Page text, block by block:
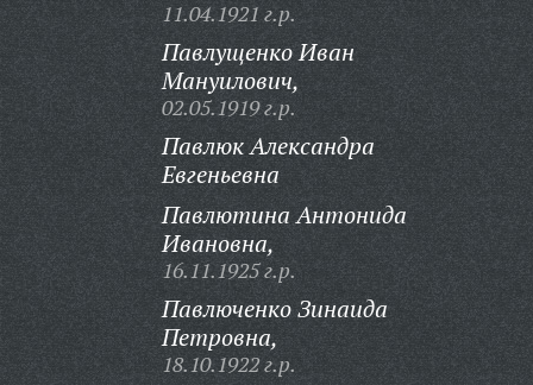
11.04.1921 г.р.
Павлущенко Иван
Мануилович,
02.05.1919 г.р.
Павлюк Александра
Евгеньевна
Павлютина Антонида
Ивановна,
16.11.1925 г.р.
Павлюченко Зинаида
Петровна,
18.10.1922 г.р.